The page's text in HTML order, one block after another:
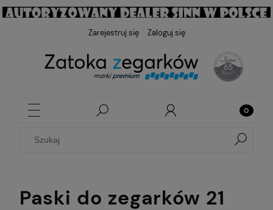
Zarejestruj się Zaloguj się
Paski do zegarków 21